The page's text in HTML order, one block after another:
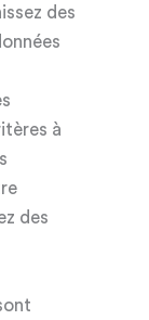
des
à
des